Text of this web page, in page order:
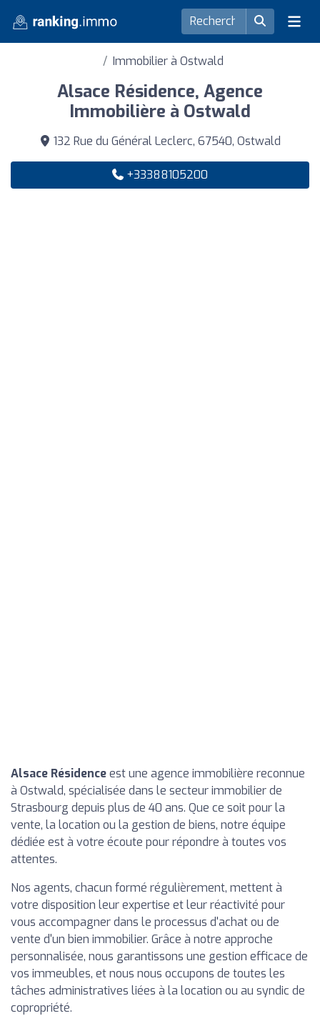
Immobilier à Ostwald
Alsace Résidence, Agence
Immobilière à Ostwald
132 Rue du Général Leclerc, 67540, Ostwald
+33388105200
Alsace Résidenceest une agence immobilière reconnue
à Ostwald, spécialisée dans le secteur immobilier de
Strasbourg depuis plus de 40 ans. Que ce soit pour la
vente, la location ou la gestion de biens, notre équipe
dédiée est à votre écoute pour répondre à toutes vos
attentes.
Nos agents, chacun formé régulièrement, mettent à
votre disposition leur expertise et leur réactivité pour
vous accompagner dans le processus d'achat ou de
vente d'un bien immobilier. Grâce à notre approche
personnalisée, nous garantissons une gestion efficace de
vos immeubles, et nous nous occupons de toutes les
tâches administratives liées à la location ou au syndic de
copropriété.